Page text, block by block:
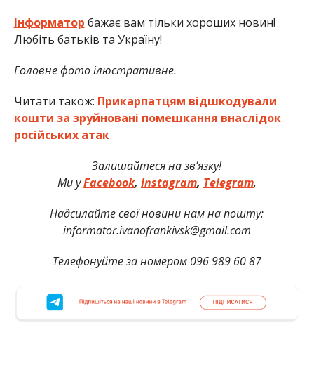
Інформатор бажає вам тільки хороших новин!
Любіть батьків та Україну!
Головне фото ілюстративне.
Читати також: Прикарпатцям відшкодували
кошти за зруйновані помешкання внаслідок
російських атак
Залишайтеся на зв’язку!
МиуFacebook, Instagram, Telegram.
Надсилайте свої новини нам на пошту:
informator.ivanofrankivsk@gmail.com
Телефонуйте за номером 096 989 60 87